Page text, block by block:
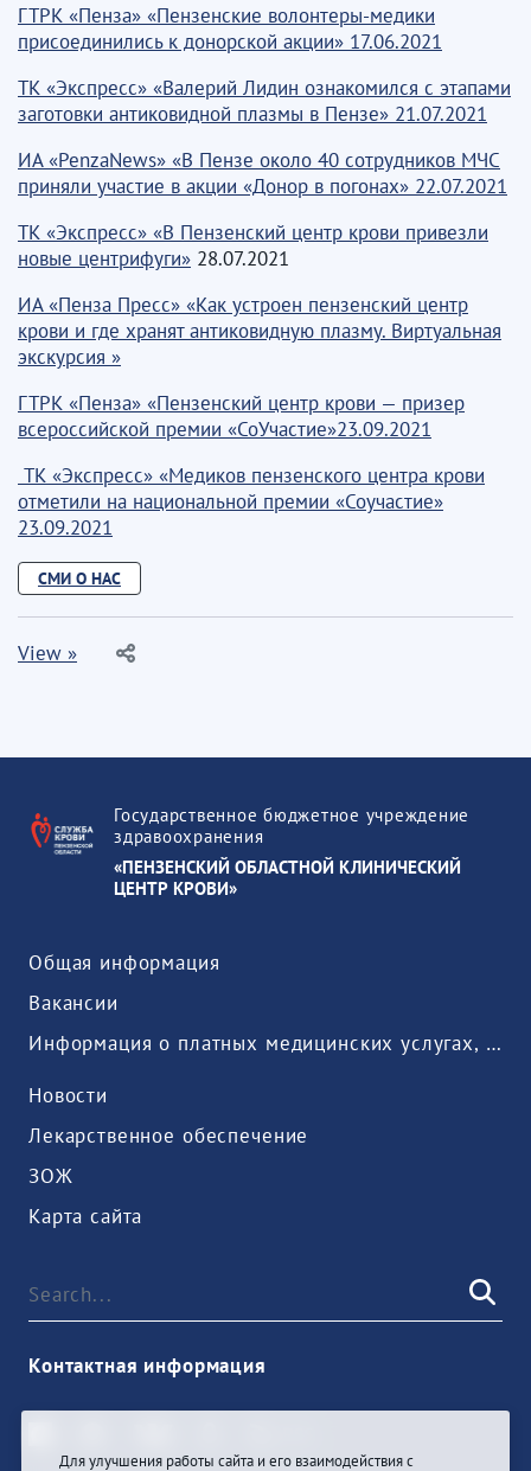
ГТРК «Пенза» «Пензенские волонтеры-медики
присоединились к донорской акции» 17.06.2021
ТК «Экспресс» «Валерий Лидин ознакомился с этапами
заготовки антиковидной плазмы в Пензе» 21.07.2021
ИА «PenzaNews» «В Пензе около 40 сотрудников МЧС
приняли участие в акции «Донор в погонах» 22.07.2021
ТК «Экспресс» «В Пензенский центр крови привезли
новые центрифуги» 28.07.2021
ИА «Пенза Пресс» «Как устроен пензенский центр
крови и где хранят антиковидную плазму. Виртуальная
экскурсия »
ГТРК «Пенза» «Пензенский центр крови — призер
всероссийской премии «СоУчастие»23.09.2021
ТК «Экспресс» «Медиков пензенского центра крови
отметили на национальной премии «Соучастие»
23.09.2021
СМИ О НАС
View »
Государственное бюджетное учреждение
здравоохранения
«ПЕНЗЕНСКИЙ ОБЛАСТНОЙ КЛИНИЧЕСКИЙ
ЦЕНТР КРОВИ»
Общая информация
Вакансии
Информация о платных медицинских услугах, предоставляемых медицинской организацией
Новости
Лекарственное обеспечение
ЗОЖ
Карта сайта
Контактная информация
Для улучшения работы сайта и его взаимодействия с